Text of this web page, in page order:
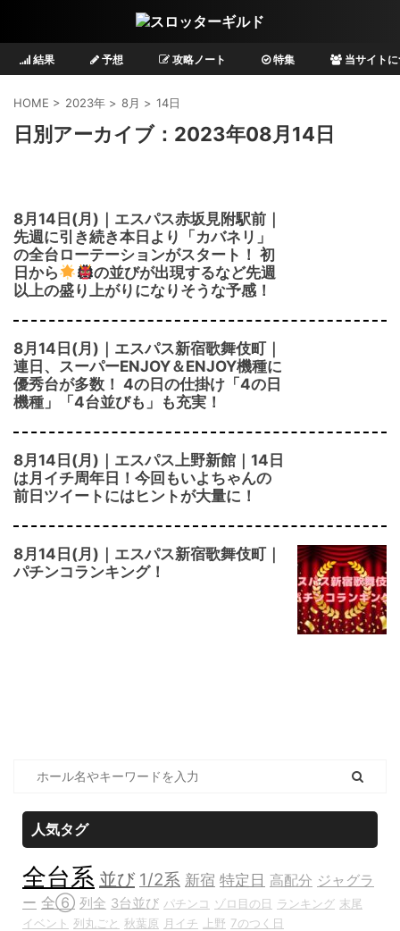
結果 予想 攻略ノート 特集 当サイト
HOME > 2023年 > 8月 > 14日
日別アーカイブ：2023年08月14日
8月14日(月)｜エスパス赤坂見附駅前｜
先週に引き続き本日より「カバネリ」
の全台ローテーションがスタート！ 初
日から
の並びが出現するなど先週
以上の盛り上がりになりそうな予感！
8月14日(月)｜エスパス新宿歌舞伎町｜
連日、スーパーENJOY＆ENJOY機種に
優秀台が多数！ 4の日の仕掛け「4の日
機種」「4台並びも」も充実！
8月14日(月)｜エスパス上野新館｜14日
は月イチ周年日！今回もいよちゃんの
前日ツイートにはヒントが大量に！
8月14日(月)｜エスパス新宿歌舞伎町｜
パチンコランキング！
人気タグ
全台系 並び 1/2系 新宿 特定日 高配分 ジャグラ
ー 全⑥ 列全 3台並び パチンコ ゾロ目の日 ランキング 末尾
イベント 列丸ごと 秋葉原 月イチ 上野 7のつく日